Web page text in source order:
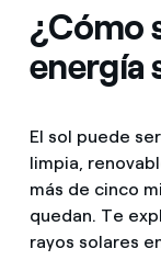
Solar
Empresas
Consejos de
Otros
Encuentra la
Compara
¿Cómo ver
¿Cómo
Movilidad
PARA TI
Solar
Climatización
¿Cómo
energía
El sol puede
limpia,
más de cinco
quedan. Te
rayos solares